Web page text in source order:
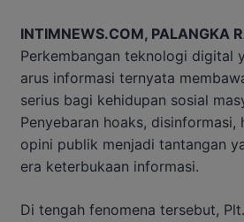
INTIMNEWS.COM, PALANGKA
Perkembangan teknologi digital
arus informasi ternyata
serius bagi kehidupan sosial
Penyebaran hoaks, disinformasi,
opini publik menjadi tantangan
era keterbukaan informasi.
Di tengah fenomena tersebut,